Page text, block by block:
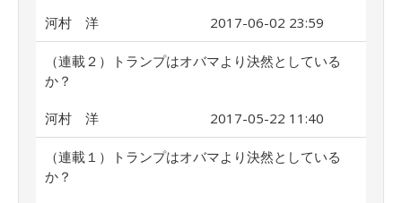
河村 洋 2017-06-02 23:59
（連載２）トランプはオバマより決然としている
か？
河村 洋 2017-05-22 11:40
（連載１）トランプはオバマより決然としている
か？